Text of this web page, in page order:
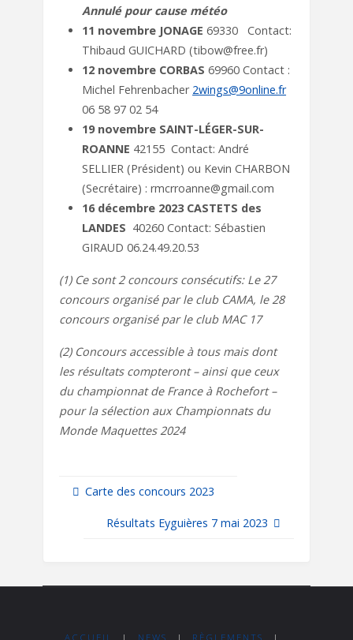
Annulé pour cause météo
11 novembre JONAGE 69330 Contact:
Thibaud GUICHARD (tibow@free.fr)
12 novembre CORBAS 69960 Contact :
Michel Fehrenbacher 2wings@9online.fr
06 58 97 02 54
19 novembre SAINT-LÉGER-SUR-
ROANNE 42155 Contact: André
SELLIER (Président) ou Kevin CHARBON
(Secrétaire) : rmcrroanne@gmail.com
16 décembre 2023 CASTETS des
LANDES 40260 Contact: Sébastien
GIRAUD 06.24.49.20.53
(1) Ce sont 2 concours consécutifs: Le 27
concours organisé par le club CAMA, le 28
concours organisé par le club MAC 17
(2) Concours accessible à tous mais dont
les résultats compteront – ainsi que ceux
du championnat de France à Rochefort –
pour la sélection aux Championnats du
Monde Maquettes 2024
Carte des concours 2023
Résultats Eyguières 7 mai 2023
ACCUEIL | NEWS | RÈGLEMENTS |